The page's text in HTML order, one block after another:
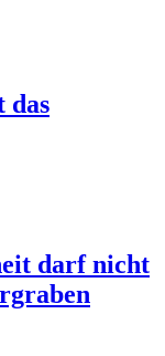
das
darf nicht